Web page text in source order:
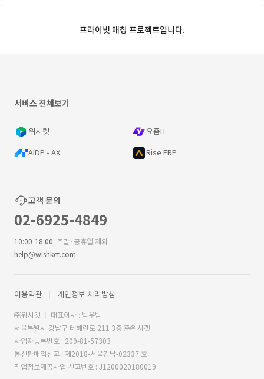
프라이빗 매칭 프로젝트입니다.
서비스 전체보기
위시켓 요즘IT
AIDP - AX Rise ERP
고객 문의
02-6925-4849
10:00-18:00 주말·공휴일 제외
help@wishket.com
이용약관 개인정보 처리방침
㈜위시켓
대표이사 : 박우범
서울특별시 강남구 테헤란로 211 3층 ㈜위시켓
사업자등록번호 : 209-81-57303
통신판매업신고 : 제2018-서울강남-02337 호
직업정보제공사업 신고번호 : J1200020180019